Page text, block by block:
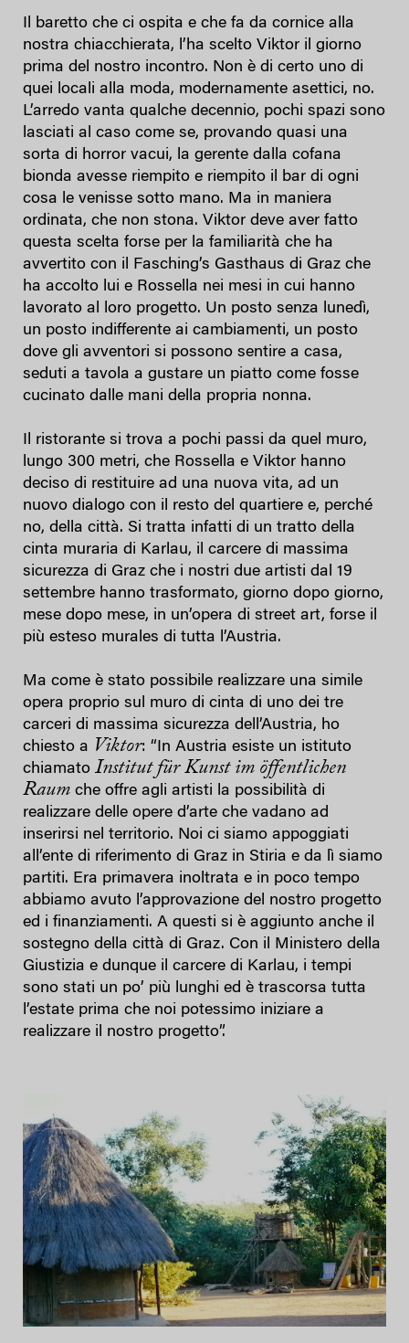
Il baretto che ci ospita e che fa da cornice alla
nostra chiacchierata, l’ha scelto Viktor il giorno
prima del nostro incontro. Non è di certo uno di
quei locali alla moda, modernamente asettici, no.
L’arredo vanta qualche decennio, pochi spazi sono
lasciati al caso come se, provando quasi una
sorta di horror vacui, la gerente dalla cofana
bionda avesse riempito e riempito il bar di ogni
cosa le venisse sotto mano. Ma in maniera
ordinata, che non stona. Viktor deve aver fatto
questa scelta forse per la familiarità che ha
avvertito con il Fasching’s Gasthaus di Graz che
ha accolto lui e Rossella nei mesi in cui hanno
lavorato al loro progetto. Un posto senza lunedì,
un posto indifferente ai cambiamenti, un posto
dove gli avventori si possono sentire a casa,
seduti a tavola a gustare un piatto come fosse
cucinato dalle mani della propria nonna.
Il ristorante si trova a pochi passi da quel muro,
lungo 300 metri, che Rossella e Viktor hanno
deciso di restituire ad una nuova vita, ad un
nuovo dialogo con il resto del quartiere e, perché
no, della città. Si tratta infatti di un tratto della
cinta muraria di Karlau, il carcere di massima
sicurezza di Graz che i nostri due artisti dal 19
settembre hanno trasformato, giorno dopo giorno,
mese dopo mese, in un’opera di street art, forse il
più esteso murales di tutta l’Austria.
Ma come è stato possibile realizzare una simile
opera proprio sul muro di cinta di uno dei tre
carceri di massima sicurezza dell’Austria, ho
chiesto a Viktor: “In Austria esiste un istituto
chiamato Institut für Kunst im öffentlichen
Raum che offre agli artisti la possibilità di
realizzare delle opere d’arte che vadano ad
inserirsi nel territorio. Noi ci siamo appoggiati
all’ente di riferimento di Graz in Stiria e da lì siamo
partiti. Era primavera inoltrata e in poco tempo
abbiamo avuto l’approvazione del nostro progetto
ed i finanziamenti. A questi si è aggiunto anche il
sostegno della città di Graz. Con il Ministero della
Giustizia e dunque il carcere di Karlau, i tempi
sono stati un po’ più lunghi ed è trascorsa tutta
l’estate prima che noi potessimo iniziare a
realizzare il nostro progetto”.